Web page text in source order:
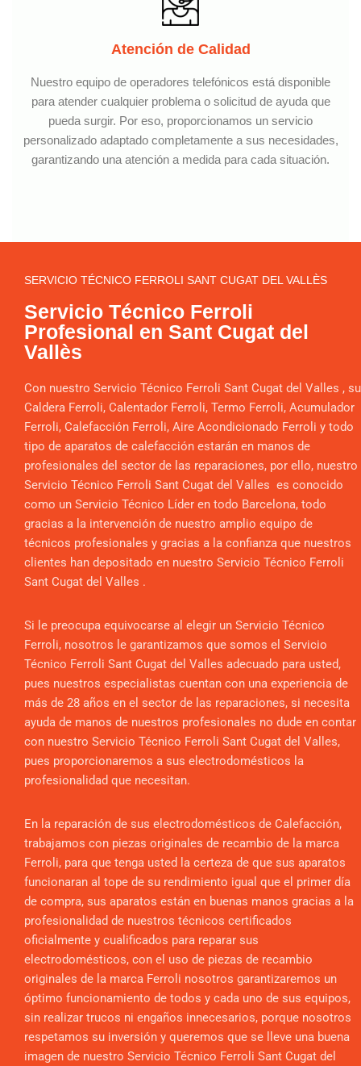
Atención de Calidad
Nuestro equipo de operadores telefónicos está disponible
para atender cualquier problema o solicitud de ayuda que
pueda surgir. Por eso, proporcionamos un servicio
personalizado adaptado completamente a sus necesidades,
garantizando una atención a medida para cada situación.
SERVICIO TÉCNICO FERROLI SANT CUGAT DEL VALLÈS
Servicio Técnico Ferroli
Profesional en Sant Cugat del
Vallès
Con nuestro Servicio Técnico Ferroli Sant Cugat del Valles , su
Caldera Ferroli, Calentador Ferroli, Termo Ferroli, Acumulador
Ferroli, Calefacción Ferroli, Aire Acondicionado Ferroli y todo
tipo de aparatos de calefacción estarán en manos de
profesionales del sector de las reparaciones, por ello, nuestro
Servicio Técnico Ferroli Sant Cugat del Valles es conocido
como un Servicio Técnico Líder en todo Barcelona, todo
gracias a la intervención de nuestro amplio equipo de
técnicos profesionales y gracias a la confianza que nuestros
clientes han depositado en nuestro Servicio Técnico Ferroli
Sant Cugat del Valles .
Si le preocupa equivocarse al elegir un Servicio Técnico
Ferroli, nosotros le garantizamos que somos el Servicio
Técnico Ferroli Sant Cugat del Valles adecuado para usted,
pues nuestros especialistas cuentan con una experiencia de
más de 28 años en el sector de las reparaciones, si necesita
ayuda de manos de nuestros profesionales no dude en contar
con nuestro Servicio Técnico Ferroli Sant Cugat del Valles,
pues proporcionaremos a sus electrodomésticos la
profesionalidad que necesitan.
En la reparación de sus electrodomésticos de Calefacción,
trabajamos con piezas originales de recambio de la marca
Ferroli, para que tenga usted la certeza de que sus aparatos
funcionaran al tope de su rendimiento igual que el primer día
de compra, sus aparatos están en buenas manos gracias a la
profesionalidad de nuestros técnicos certificados
oficialmente y cualificados para reparar sus
electrodomésticos, con el uso de piezas de recambio
originales de la marca Ferroli nosotros garantizaremos un
óptimo funcionamiento de todos y cada uno de sus equipos,
sin realizar trucos ni engaños innecesarios, porque nosotros
respetamos su inversión y queremos que se lleve una buena
imagen de nuestro Servicio Técnico Ferroli Sant Cugat del